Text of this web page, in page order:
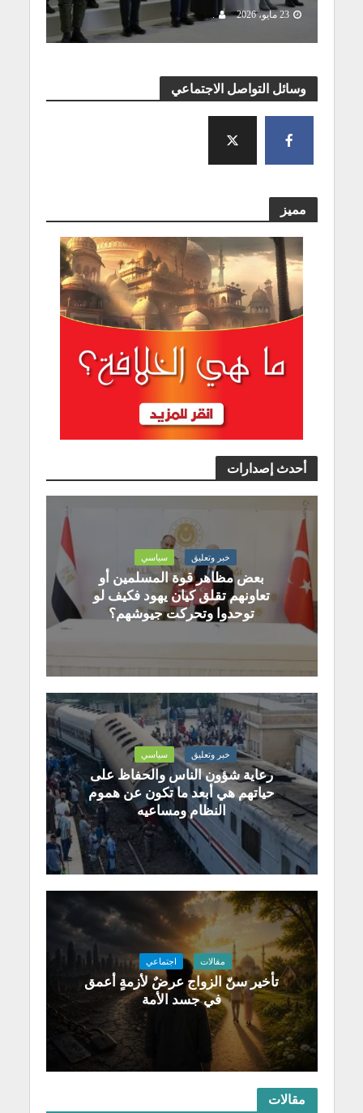
23 مايو، 2026 .
وسائل التواصل الاجتماعي
مميز
أحدث إصدارات
خبر وتعليق سياسي
بعض مظاهر قوة المسلمين أو
تعاونهم تقلق كيان يهود فكيف لو
توحدوا وتحركت جيوشهم؟
خبر وتعليق سياسي
رعاية شؤون الناس والحفاظ على
حياتهم هي أبعد ما تكون عن هموم
النظام ومساعيه
مقالات اجتماعي
تأخير سنّ الزواج عرضٌ لأزمةٍ أعمق
في جسد الأمة
مقالات